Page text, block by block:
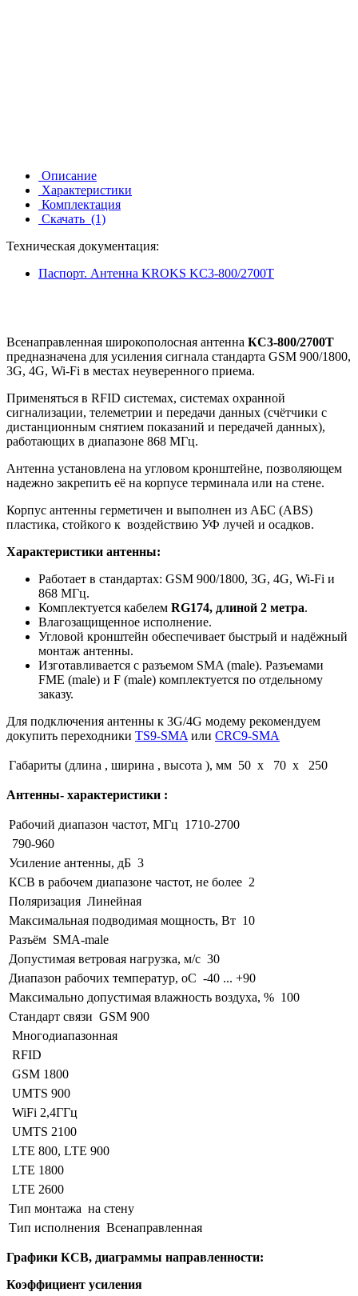
Описание
Характеристики
Комплектация
Скачать (1)
Техническая документация:
Паспорт. Антенна KROKS KC3-800/2700Т
Всенаправленная широкополосная антенна КС3-800/2700Т
предназначена для усиления сигнала стандарта GSM 900/1800,
3G, 4G, Wi-Fi в местах неуверенного приема.
Применяться в RFID системах, системах охранной
сигнализации, телеметрии и передачи данных (счётчики с
дистанционным снятием показаний и передачей данных),
работающих в диапазоне 868 МГц.
Антенна установлена на угловом кронштейне, позволяющем
надежно закрепить её на корпусе терминала или на стене.
Корпус антенны герметичен и выполнен из АБС (ABS)
пластика, стойкого к воздействию УФ лучей и осадков.
Характеристики антенны:
Работает в стандартах: GSM 900/1800, 3G, 4G, Wi-Fi и
868 МГц.
Комплектуется кабелем RG174, длиной 2 метра.
Влагозащищенное исполнение.
Угловой кронштейн обеспечивает быстрый и надёжный
монтаж антенны.
Изготавливается с разъемом SMA (male). Разъемами
FME (male) и F (male) комплектуется по отдельному
заказу.
Для подключения антенны к 3G/4G модему рекомендуем
докупить переходники TS9-SMA или CRC9-SMA
Габариты (длина , ширина , высота ), мм 50 x 70 x 250
Антенны- характеристики :
Рабочий диапазон частот, МГц 1710-2700
790-960
Усиление антенны, дБ 3
КСВ в рабочем диапазоне частот, не более 2
Поляризация Линейная
Максимальная подводимая мощность, Вт 10
Разъём SMA-male
Допустимая ветровая нагрузка, м/с 30
Диапазон рабочих температур, оС -40 ... +90
Максимально допустимая влажность воздуха, % 100
Стандарт связи GSM 900
Многодиапазонная
RFID
GSM 1800
UMTS 900
WiFi 2,4ГГц
UMTS 2100
LTE 800, LTE 900
LTE 1800
LTE 2600
Тип монтажа на стену
Тип исполнения Всенаправленная
Графики КСВ, диаграммы направленности:
Коэффициент усиления